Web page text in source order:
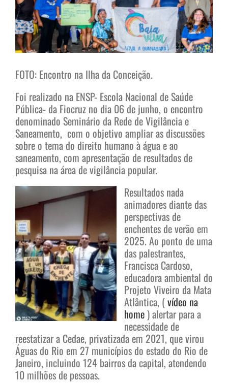
FOTO: Encontro na Ilha da Conceição.
Foi realizado na ENSP- Escola Nacional de Saúde
Pública- da Fiocruz no dia 06 de junho, o encontro
denominado Seminário da Rede de Vigilância e
Saneamento, com o objetivo ampliar as discussões
sobre o tema do direito humano à água e ao
saneamento, com apresentação de resultados de
pesquisa na área de vigilância popular.
Resultados nada
animadores diante das
perspectivas de
enchentes de verão em
2025. Ao ponto de uma
das palestrantes,
Francisca Cardoso,
educadora ambiental do
Projeto Viveiro da Mata
Atlântica, (vídeo na
home) alertar para a
necessidade de
reestatizar a Cedae, privatizada em 2021, que virou
Águas do Rio em 27 municípios do estado do Rio de
Janeiro, incluindo 124 bairros da capital, atendendo
10 milhões de pessoas.